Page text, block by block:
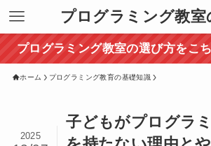
プログラミング教室
プログラミング教室の選び方をこ
ホーム プログラミング教育の基礎知識
子どもがプログラ
2025